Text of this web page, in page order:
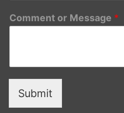
Comment or Message *
Submit